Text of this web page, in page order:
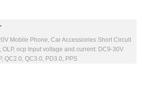
Mobile Phone, Car Accessiories Short Circuit
OLP, ocp Input voltage and current: DC9-30V
QC2.0, QC3.0, PD3.0, PPS